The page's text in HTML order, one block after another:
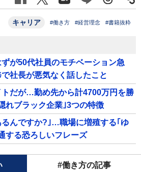
キャリア #働き方 #経営理念 #書籍抜粋
が50代社員のモチベーション急
社長が悪気なく話したこと
だが…勤め先から計4700万円を勝
れブラック企業｣3つの特徴
るんですか?｣…職場に増殖する｢ゆ
する恐ろしいフレーズ
#働き方の記事